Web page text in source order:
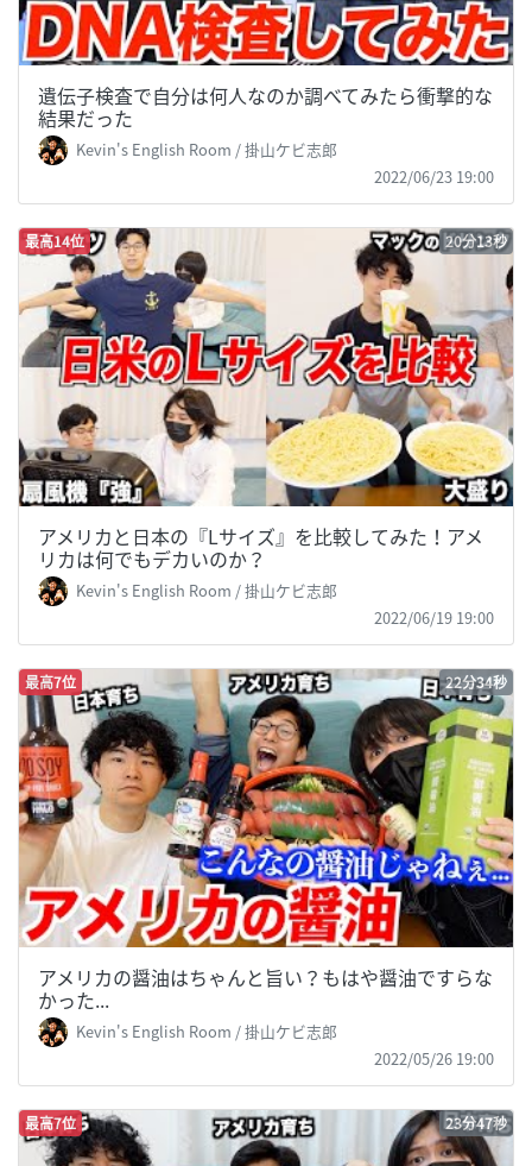
遺伝子検査で自分は何人なのか調べてみたら衝撃的な
結果だった
Kevin's English Room / 掛山ケビ志郎
2022/06/23 19:00
最高14位 20分13秒
アメリカと日本の『Lサイズ』を比較してみた！アメ
リカは何でもデカいのか？
Kevin's English Room / 掛山ケビ志郎
2022/06/19 19:00
最高7位 22分34秒
アメリカの醤油はちゃんと旨い？もはや醤油ですらな
かった...
Kevin's English Room / 掛山ケビ志郎
2022/05/26 19:00
最高7位 23分47秒